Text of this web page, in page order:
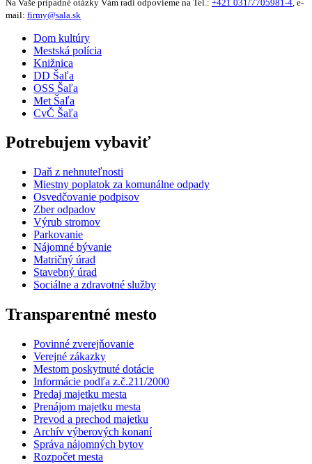
Na Vaše prípadné otázky Vám radi odpovieme na Tel.: +421 031/7705981-4 , e-
mail: firmy@sala.sk
Dom kultúry
Mestská polícia
Knižnica
DD Šaľa
OSS Šaľa
Met Šaľa
CvČ Šaľa
Potrebujem vybaviť
Daň z nehnuteľnosti
Miestny poplatok za komunálne odpady
Osvedčovanie podpisov
Zber odpadov
Výrub stromov
Parkovanie
Nájomné bývanie
Matričný úrad
Stavebný úrad
Sociálne a zdravotné služby
Transparentné mesto
Povinné zverejňovanie
Verejné zákazky
Mestom poskytnuté dotácie
Informácie podľa z.č.211/2000
Predaj majetku mesta
Prenájom majetku mesta
Prevod a prechod majetku
Archív výberových konaní
Správa nájomných bytov
Rozpočet mesta